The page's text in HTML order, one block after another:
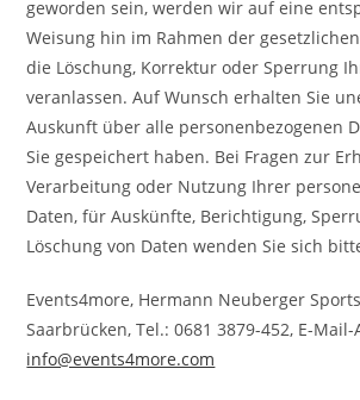
geworden sein, werden wir auf eine
Weisung hin im Rahmen der
die Löschung, Korrektur oder Sperrung
veranlassen. Auf Wunsch erhalten Sie
Auskunft über alle personenbezogenen
Sie gespeichert haben. Bei Fragen zur
Verarbeitung oder Nutzung Ihrer
Daten, für Auskünfte, Berichtigung,
Löschung von Daten wenden Sie sich
Events4more, Hermann Neuberger
Saarbrücken, Tel.: 0681 3879-452, E-Mail-
info@events4more.com